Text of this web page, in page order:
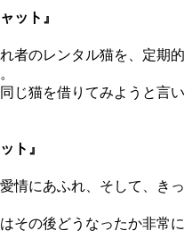
ット』
者のレンタル猫を、定期的
じ猫を借りてみようと言い
ト』
情にあふれ、そして、きっ
その後どうなったか非常に